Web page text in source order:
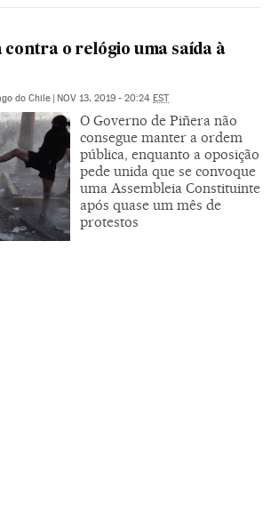
contra o relógio uma saída à
do Chile | NOV 13, 2019 - 20:24 EST
O Governo de Piñera não
consegue manter a ordem
pública, enquanto a oposição
pede unida que se convoque
uma Assembleia Constituinte
após quase um mês de
protestos